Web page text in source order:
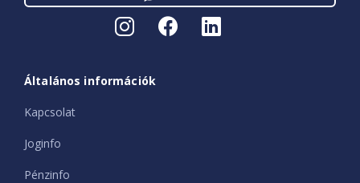
Általános információk
Kapcsolat
Joginfo
Pénzinfo